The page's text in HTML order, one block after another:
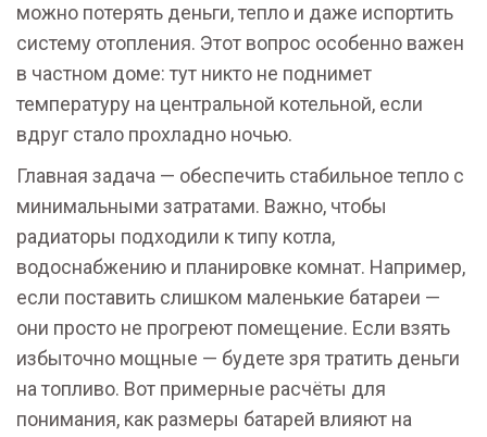
можно потерять деньги, тепло и даже испортить
систему отопления. Этот вопрос особенно важен
в частном доме: тут никто не поднимет
температуру на центральной котельной, если
вдруг стало прохладно ночью.
Главная задача — обеспечить стабильное тепло с
минимальными затратами. Важно, чтобы
радиаторы подходили к типу котла,
водоснабжению и планировке комнат. Например,
если поставить слишком маленькие батареи —
они просто не прогреют помещение. Если взять
избыточно мощные — будете зря тратить деньги
на топливо. Вот примерные расчёты для
понимания, как размеры батарей влияют на